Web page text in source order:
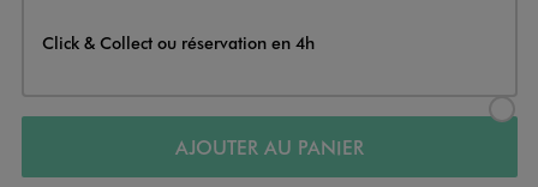
Click & Collect ou réservation en 4h
AJOUTER AU PANIER